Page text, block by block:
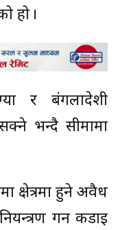
हो ।
र बंगलादेशी
भन्दै सीमामा
क्षेत्रमा हुने अवैध
गर्न कडाइ